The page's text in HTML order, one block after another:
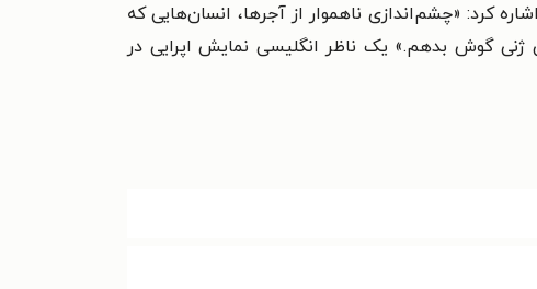
کرد: «چشم‌اندازی ناهموار از آجرها، انسان‌هایی که
گوش بدهم.» یک ناظر انگلیسی نمایش اپرایی در